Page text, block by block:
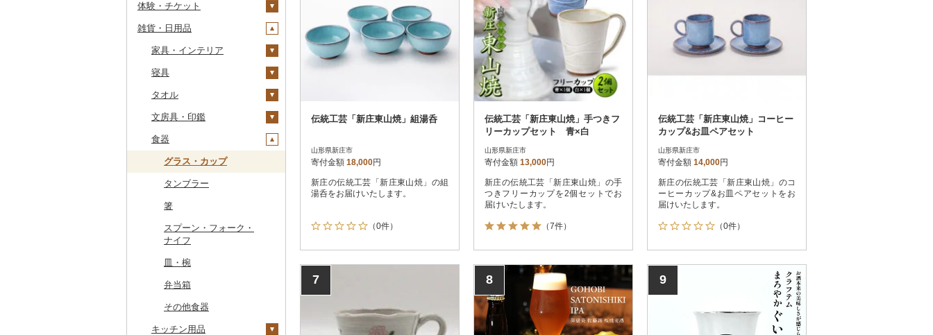
上州牛
飛騨牛
近江牛
神戸牛・神戸ビーフ
但馬牛
土佐あかうし
佐賀牛
長崎和牛
あか牛
宮崎牛
その他牛肉（精肉）
サザエ
はまぐり
その他貝
カツオ
金目鯛
クエ
くじら
サバ
さんま
鯛
のどぐろ
ふぐ
ブリ
ほっけ
わかめ
ひじき
その他海苔・海藻
ししゃも
その他干物
その他魚介・加工品
しらす・ちりめん
かまぼこ・練り製品
その他魚介・加工品
ひとめぼれ
ミルキークィーン
ななつぼし
その他米
レモン
不知火・デコポン
せとか
文旦
まどんな
ポンカン
その他柑橘
キウイ
柿（カキ）
ドライフルーツ
干し柿
干し芋
その他ドライフルーツ
その他果物
びわ
ブルーベリー
パイナップル
栗
その他果物
レンコン
にんにく・生姜
その他根菜
しいたけ
松茸
その他きのこ
その他野菜
山菜
かぼちゃ
茄子
レタス
その他野菜
その他焼酎
赤ワイン
シャンパン・スパーク
リキュール・洋酒
甘酒
ノンアルコール
その他酒
足柄茶
知覧茶
八女茶
その他茶
茶葉・ティーバッグ
野菜ジュース
炭酸飲料
豆乳
その他飲料・ジュース
チョコレート
カステラ
アイス・ジェラート
その他洋菓子
煎餅・おかき
羊羹
饅頭
大福
その他和菓子
ひやむぎ
そうめん
その他麺
コロッケ
その他惣菜
シチュー
肉
魚
その他鍋
ピザ
レトルト
スープ
豆腐・納豆
豆腐
納豆
漬物
梅干
キムチ
その他漬物
缶詰・瓶詰
肉
魚
果物
ジャム
その他缶詰・瓶詰
乾物
燻製（スモーク）
おせち
その他加工品
醤油
味噌
酢
だし
食用油
えごま油
オリーブオイル
ごま油
その他食用油
はちみつ
ドレッシング
その他調味料
みりん
ケチャップ
こしょう
キッチン家電
照明器具
パソコン・周辺機器
TV・オーディオ・カメラ
美容・健康家電
カー用品
時計
その他家電
旅行券
JTBふるさと旅行クー
（紙券）
その他旅行券
宿泊券
体験・チケット
PayPay商品券
食事券
温泉・サウナ・スパ利用
釣り
ダイビング
ゴルフプレー券
プレークーポン
その他のゴルフプレー
雑貨・日用品
家具・インテリア
タンス
机・テーブル
椅子・チェア・ソファ
その他家具・インテリ
ア
寝具
布団
枕
毛布
タオルケット
その他寝具
タオル
泉州タオル
その他タオル
文房具・印鑑
ボールペン
ノート・ファイル
印鑑
その他文房具
食器
グラス・カップ
タンブラー
箸
スプーン・フォーク・
ナイフ
皿・椀
弁当箱
その他食器
キッチン用品
伝統工芸「新庄東山焼」組湯呑
山形県新庄市
寄付金額 18,000円
新庄の伝統工芸「新庄東山焼」の組
湯呑をお届けいたします。
（0件）
伝統工芸「新庄東山焼」手つきフ
リーカップセット 青×白
山形県新庄市
寄付金額 13,000円
新庄の伝統工芸「新庄東山焼」の手
つきフリーカップを2個セットでお
届けいたします。
（7件）
伝統工芸「新庄東山焼」コーヒー
カップ&お皿ペアセット
山形県新庄市
寄付金額 14,000円
新庄の伝統工芸「新庄東山焼」のコ
ーヒーカップ&お皿ペアセットをお
届けいたします。
（0件）
7 8 9